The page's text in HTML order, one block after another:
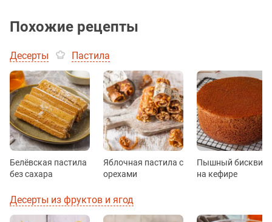
Похожие рецепты
Десерты Пастила
Белёвская пастила
без сахара
Яблочная пастила с
орехами
Пышный бисквит
на кефире
Десерты из фруктов и ягод